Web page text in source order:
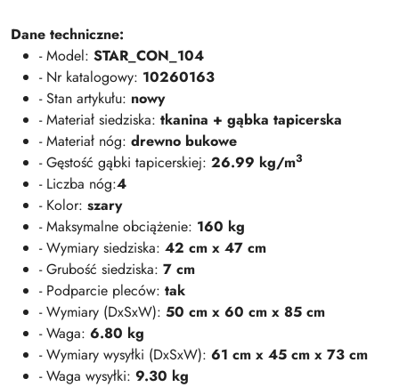
Dane techniczne:
- Model: STAR_CON_104
- Nr katalogowy: 10260163
- Stan artykułu: nowy
- Materiał siedziska: tkanina + gąbka tapicerska
- Materiał nóg: drewno bukowe
- Gęstość gąbki tapicerskiej: 26.99 kg/m3
- Liczba nóg:4
- Kolor: szary
- Maksymalne obciążenie: 160 kg
- Wymiary siedziska: 42 cm x 47 cm
- Grubość siedziska: 7 cm
- Podparcie pleców: tak
- Wymiary (DxSxW): 50 cm x 60 cm x 85 cm
- Waga: 6.80 kg
- Wymiary wysyłki (DxSxW): 61 cm x 45 cm x 73 cm
- Waga wysyłki: 9.30 kg